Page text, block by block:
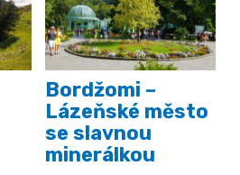
Bordžomi –
Lázeňské město
se slavnou
minerálkou